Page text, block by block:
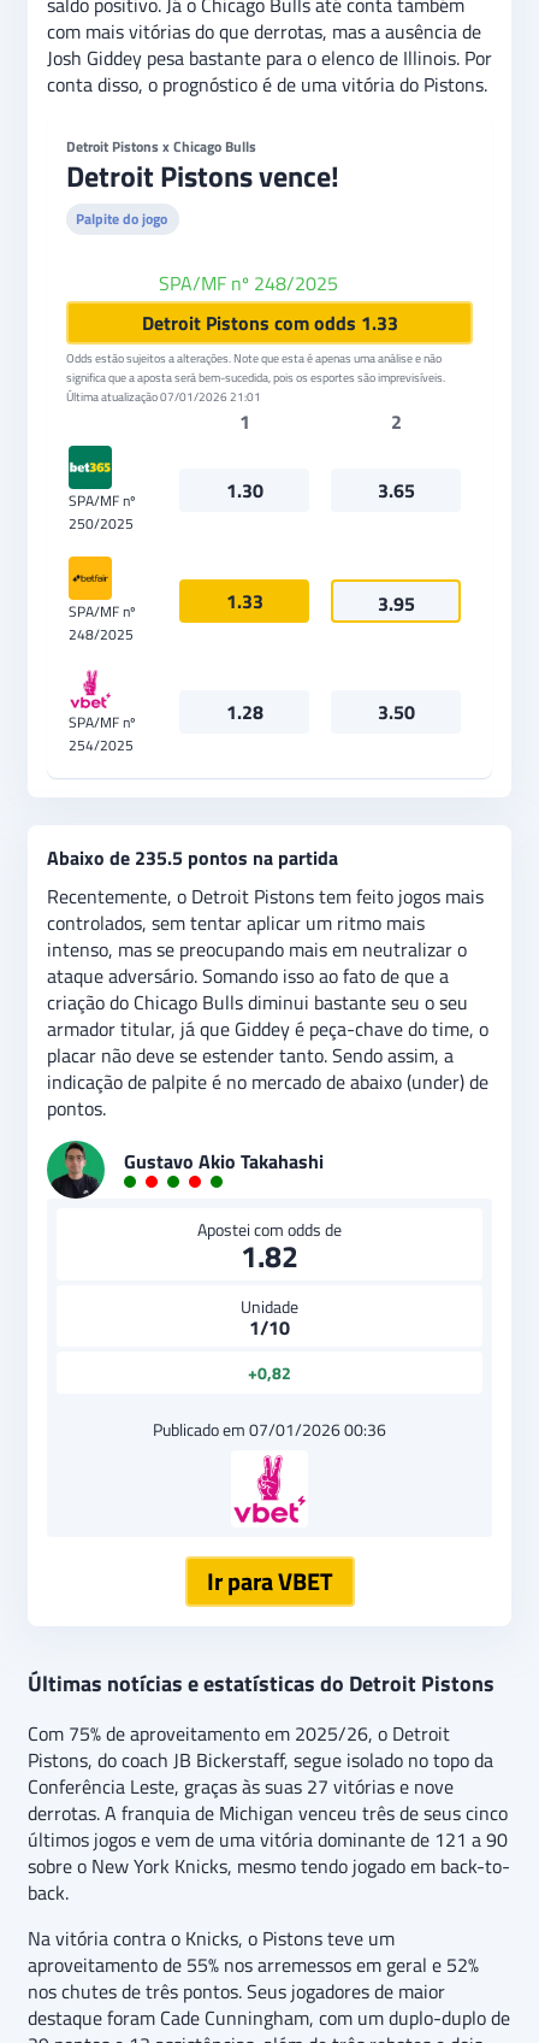
com mais vitórias do que derrotas, mas a ausência de
Josh Giddey pesa bastante para o elenco de Illinois. Por
conta disso, o prognóstico é de uma vitória do Pistons.
Detroit Pistons x Chicago Bulls
Detroit Pistons vence!
Palpite do jogo
SPA/MF nº 248/2025
Detroit Pistons com odds 1.33
Odds estão sujeitos a alterações. Note que esta é apenas uma análise e não
significa que a aposta será bem-sucedida, pois os esportes são imprevisíveis.
Última atualização07/01/2026 21:01
1 2
SPA/MF nº
250/2025
1.30 3.65
SPA/MF nº
248/2025
1.33 3.95
SPA/MF nº
254/2025
1.28 3.50
Abaixo de 235.5 pontos na partida
Recentemente, o Detroit Pistons tem feito jogos mais
controlados, sem tentar aplicar um ritmo mais
intenso, mas se preocupando mais em neutralizar o
ataque adversário. Somando isso ao fato de que a
criação do Chicago Bulls diminui bastante seu o seu
armador titular, já que Giddey é peça-chave do time, o
placar não deve se estender tanto. Sendo assim, a
indicação de palpite é no mercado de abaixo (under) de
pontos.
Gustavo Akio Takahashi
Apostei com odds de
1.82
Unidade
1/10
+0,82
Publicado em 07/01/2026 00:36
Ir para VBET
Últimas notícias e estatísticas do Detroit Pistons
Com 75% de aproveitamento em 2025/26, o Detroit
Pistons, do coach JB Bickerstaff, segue isolado no topo da
Conferência Leste, graças às suas 27 vitórias e nove
derrotas. A franquia de Michigan venceu três de seus cinco
últimos jogos e vem de uma vitória dominante de 121 a 90
sobre o New York Knicks, mesmo tendo jogado em back-to-
back.
Na vitória contra o Knicks, o Pistons teve um
aproveitamento de 55% nos arremessos em geral e 52%
nos chutes de três pontos. Seus jogadores de maior
destaque foram Cade Cunningham, com um duplo-duplo de